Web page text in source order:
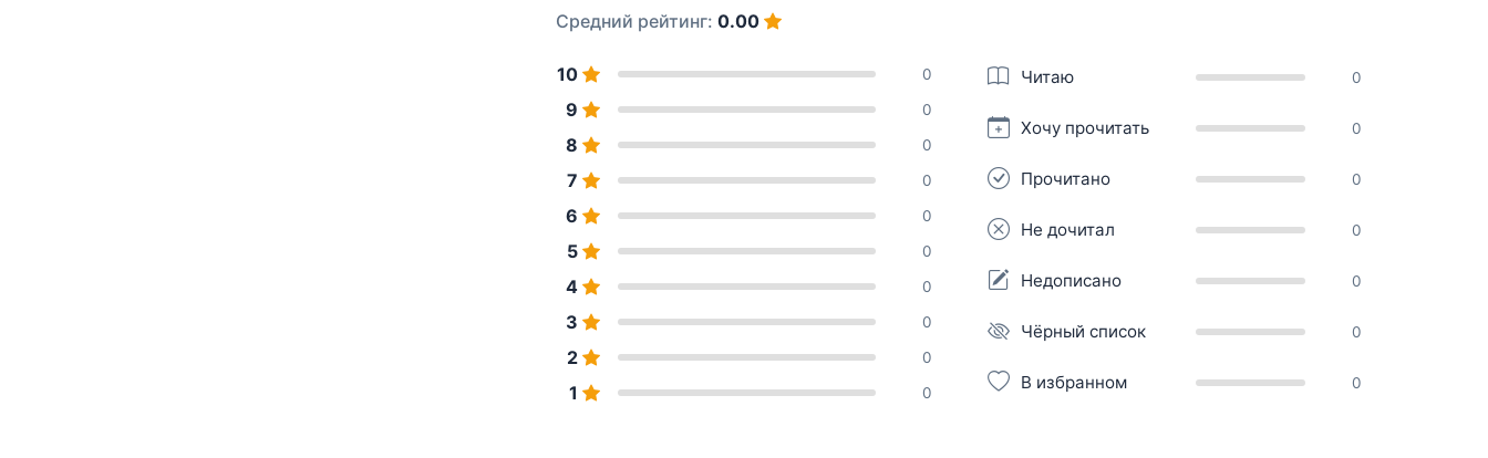
Средний рейтинг: 0.00
10 0
9 0
8 0
7 0
6 0
5 0
4 0
3 0
2 0
1 0
Читаю 0
Хочу прочитать 0
Прочитано 0
Не дочитал 0
Недописано 0
Чёрный список 0
В избранном 0